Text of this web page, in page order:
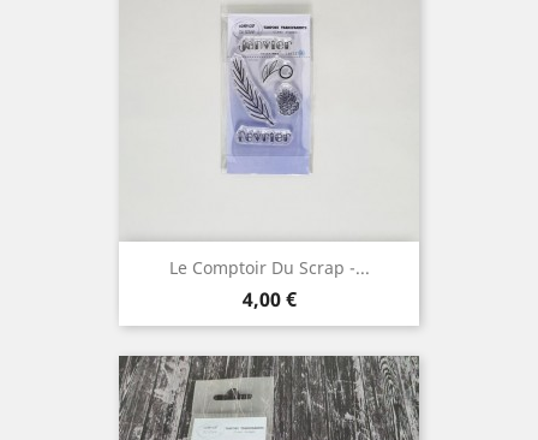
Le Comptoir Du Scrap -...
Prix
4,00 €